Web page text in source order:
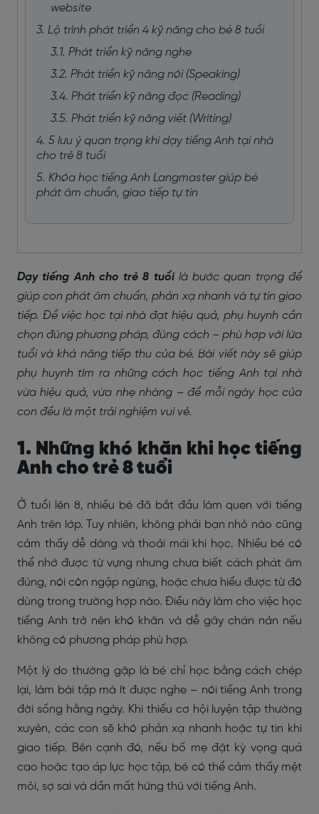
website
3. Lộ trình phát triển 4 kỹ năng cho bé 8 tuổi
3.1. Phát triển kỹ năng nghe
3.2. Phát triển kỹ năng nói (Speaking)
3.4. Phát triển kỹ năng đọc (Reading)
3.5. Phát triển kỹ năng viết (Writing)
4. 5 lưu ý quan trọng khi dạy tiếng Anh tại nhà
cho trẻ 8 tuổi
5. Khóa học tiếng Anh Langmaster giúp bé
phát âm chuẩn, giao tiếp tự tin
Dạy tiếng Anh cho trẻ 8 tuổilà bước quan trọng để
giúp con phát âm chuẩn, phản xạ nhanh và tự tin giao
tiếp. Để việc học tại nhà đạt hiệu quả, phụ huynh cần
chọn đúng phương pháp, đúng cách – phù hợp với lứa
tuổi và khả năng tiếp thu của bé. Bài viết này sẽ giúp
phụ huynh tìm ra những cách học tiếng Anh tại nhà
vừa hiệu quả, vừa nhẹ nhàng – để mỗi ngày học của
con đều là một trải nghiệm vui vẻ.
1. Những khó khăn khi học tiếng
Anh cho trẻ 8 tuổi
Ở tuổi lên 8, nhiều bé đã bắt đầu làm quen với tiếng
Anh trên lớp. Tuy nhiên, không phải bạn nhỏ nào cũng
cảm thấy dễ dàng và thoải mái khi học. Nhiều bé có
thể nhớ được từ vựng nhưng chưa biết cách phát âm
đúng, nói còn ngập ngừng, hoặc chưa hiểu được từ đó
dùng trong trường hợp nào. Điều này làm cho việc học
tiếng Anh trở nên khó khăn và dễ gây chán nản nếu
không có phương pháp phù hợp.
Một lý do thường gặp là bé chỉ học bằng cách chép
lại, làm bài tập mà ít được nghe – nói tiếng Anh trong
đời sống hằng ngày. Khi thiếu cơ hội luyện tập thường
xuyên, các con sẽ khó phản xạ nhanh hoặc tự tin khi
giao tiếp. Bên cạnh đó, nếu bố mẹ đặt kỳ vọng quá
cao hoặc tạo áp lực học tập, bé có thể cảm thấy mệt
mỏi, sợ sai và dần mất hứng thú với tiếng Anh.